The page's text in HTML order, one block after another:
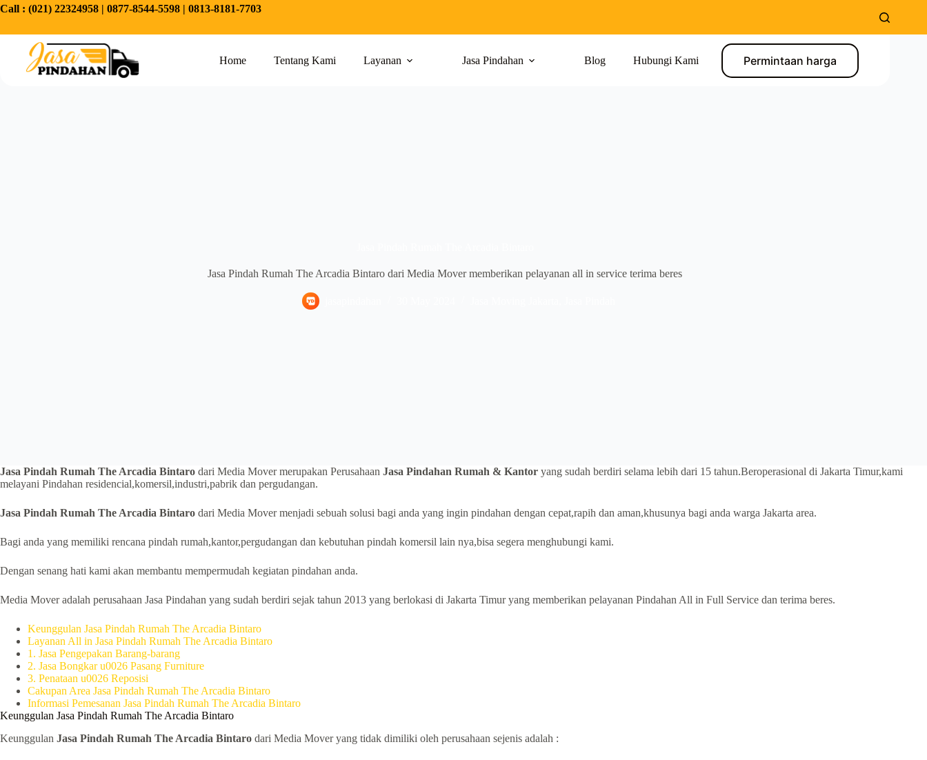
Call : (021) 22324958 | 0877-8544-5598 | 0813-8181-7703
Home Tentang Kami Layanan Jasa Pindahan Blog Hubungi Kami Permintaan harga
Jasa Pindah Rumah The Arcadia Bintaro dari Media Mover memberikan pelayanan all in service terima beres
Jasa Pindah Rumah The Arcadia Bintaro dari Media Mover merupakan Perusahaan Jasa Pindahan Rumah & Kantor yang sudah berdiri selama lebih dari 15 tahun.Beroperasional di Jakarta Timur,kami
melayani Pindahan residencial,komersil,industri,pabrik dan pergudangan.
Jasa Pindah Rumah The Arcadia Bintaro dari Media Mover menjadi sebuah solusi bagi anda yang ingin pindahan dengan cepat,rapih dan aman,khusunya bagi anda warga Jakarta area.
Bagi anda yang memiliki rencana pindah rumah,kantor,pergudangan dan kebutuhan pindah komersil lain nya,bisa segera menghubungi kami.
Dengan senang hati kami akan membantu mempermudah kegiatan pindahan anda.
Media Mover adalah perusahaan Jasa Pindahan yang sudah berdiri sejak tahun 2013 yang berlokasi di Jakarta Timur yang memberikan pelayanan Pindahan All in Full Service dan terima beres.
Keunggulan Jasa Pindah Rumah The Arcadia Bintaro
Layanan All in Jasa Pindah Rumah The Arcadia Bintaro
1. Jasa Pengepakan Barang-barang
2. Jasa Bongkar u0026 Pasang Furniture
3. Penataan u0026 Reposisi
Cakupan Area Jasa Pindah Rumah The Arcadia Bintaro
Informasi Pemesanan Jasa Pindah Rumah The Arcadia Bintaro
Keunggulan Jasa Pindah Rumah The Arcadia Bintaro
Keunggulan Jasa Pindah Rumah The Arcadia Bintaro dari Media Mover yang tidak dimiliki oleh perusahaan sejenis adalah :